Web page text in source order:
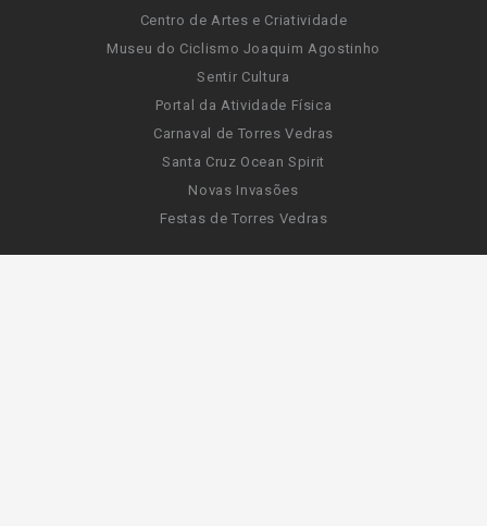
Centro de Artes e Criatividade
Museu do Ciclismo Joaquim Agostinho
Sentir Cultura
Portal da Atividade Física
Carnaval de Torres Vedras
Santa Cruz Ocean Spirit
Novas Invasões
Festas de Torres Vedras